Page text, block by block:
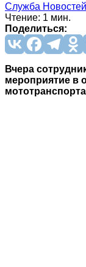
Служба Новостей
Чтение: 1 мин.
Поделиться:
Вчера
мероприятие в